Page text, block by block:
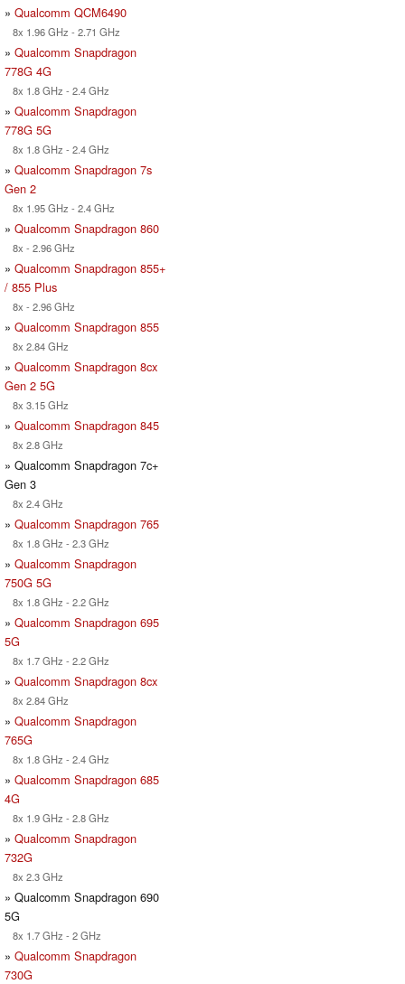
» Qualcomm QCM6490
8x 1.96 GHz - 2.71 GHz
» Qualcomm Snapdragon
778G 4G
8x 1.8 GHz - 2.4 GHz
» Qualcomm Snapdragon
778G 5G
8x 1.8 GHz - 2.4 GHz
» Qualcomm Snapdragon 7s
Gen 2
8x 1.95 GHz - 2.4 GHz
» Qualcomm Snapdragon 860
8x - 2.96 GHz
» Qualcomm Snapdragon 855+
/ 855 Plus
8x - 2.96 GHz
» Qualcomm Snapdragon 855
8x 2.84 GHz
» Qualcomm Snapdragon 8cx
Gen 2 5G
8x 3.15 GHz
» Qualcomm Snapdragon 845
8x 2.8 GHz
» Qualcomm Snapdragon 7c+
Gen 3
8x 2.4 GHz
» Qualcomm Snapdragon 765
8x 1.8 GHz - 2.3 GHz
» Qualcomm Snapdragon
750G 5G
8x 1.8 GHz - 2.2 GHz
» Qualcomm Snapdragon 695
5G
8x 1.7 GHz - 2.2 GHz
» Qualcomm Snapdragon 8cx
8x 2.84 GHz
» Qualcomm Snapdragon
765G
8x 1.8 GHz - 2.4 GHz
» Qualcomm Snapdragon 685
4G
8x 1.9 GHz - 2.8 GHz
» Qualcomm Snapdragon
732G
8x 2.3 GHz
» Qualcomm Snapdragon 690
5G
8x 1.7 GHz - 2 GHz
» Qualcomm Snapdragon
730G